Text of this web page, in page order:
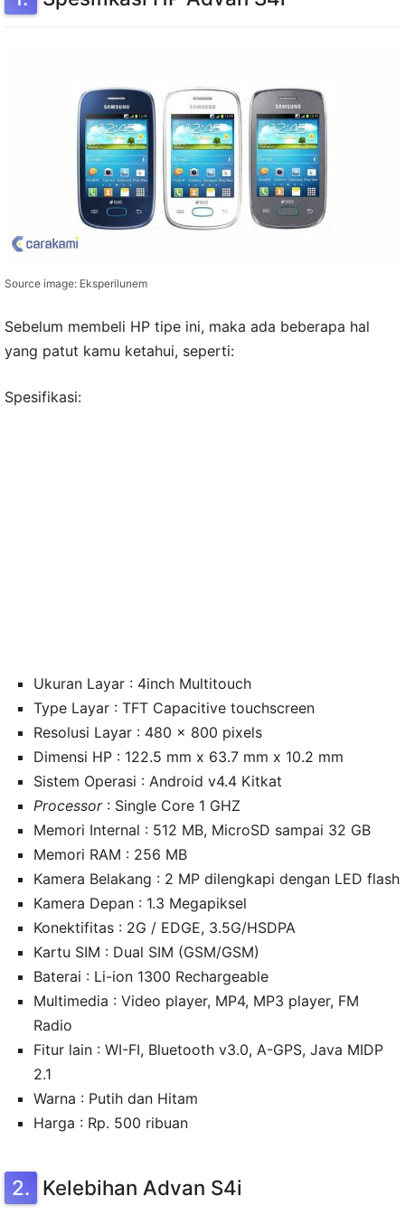
Source image: Eksperilunem
Sebelum membeli HP tipe ini, maka ada beberapa hal
yang patut kamu ketahui, seperti:
Spesifikasi:
Ukuran Layar : 4inch Multitouch
Type Layar : TFT Capacitive touchscreen
Resolusi Layar : 480 x 800 pixels
Dimensi HP : 122.5 mm x 63.7 mm x 10.2 mm
Sistem Operasi : Android v4.4 Kitkat
Processor: Single Core 1 GHZ
Memori Internal : 512 MB, MicroSD sampai 32 GB
Memori RAM : 256 MB
Kamera Belakang : 2 MP dilengkapi dengan LED flash
Kamera Depan : 1.3 Megapiksel
Konektifitas : 2G / EDGE, 3.5G/HSDPA
Kartu SIM : Dual SIM (GSM/GSM)
Baterai : Li-ion 1300 Rechargeable
Multimedia : Video player, MP4, MP3 player, FM
Radio
Fitur lain : WI-FI, Bluetooth v3.0, A-GPS, Java MIDP
2.1
Warna : Putih dan Hitam
Harga : Rp. 500 ribuan
Kelebihan Advan S4i